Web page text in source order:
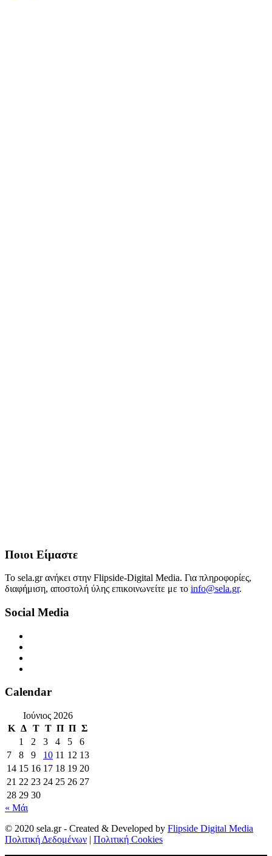
Ποιοι Είμαστε
Το sela.gr ανήκει στην Flipside-Digital Media. Για πληροφορίες,
διαφήμιση, αποστολή ύλης επικοινωνείτε με το info@sela.gr.
Social Media
Calendar
Ιούνιος 2026
Κ Δ Τ Τ Π Π Σ
1
2 3 4 5
6
7
8 9 10 11 12 13
14 15 16 17 18 19 20
21 22 23 24 25 26 27
28 29 30
« Μάι
© 2020 sela.gr - Created & Developed by Flipside Digital Media
Πολιτική Δεδομένων | Πολιτική Cookies